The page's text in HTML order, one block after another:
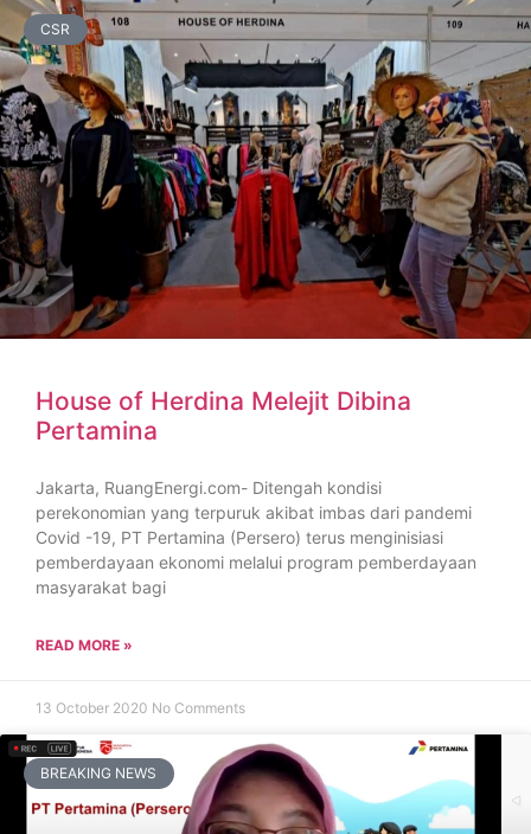
CSR
House of Herdina Melejit Dibina
Pertamina
Jakarta, RuangEnergi.com- Ditengah kondisi
perekonomian yang terpuruk akibat imbas dari pandemi
Covid -19, PT Pertamina (Persero) terus menginisiasi
pemberdayaan ekonomi melalui program pemberdayaan
masyarakat bagi
READ MORE »
13 October 2020 No Comments
BREAKING NEWS